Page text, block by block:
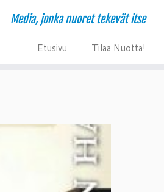
Media, jonka nuoret tekevät itse
Etusivu Tilaa Nuotta!